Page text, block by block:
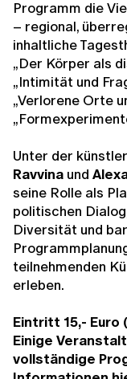
Programm die
– regional,
inhaltliche
„Der Körper als
„Intimität und
„Verlorene Orte
Unter der
Ravvina und
seine Rolle als
politischen
Diversität und
teilnehmenden
erleben.
Eintritt 15,- Euro
Einige
vollständige